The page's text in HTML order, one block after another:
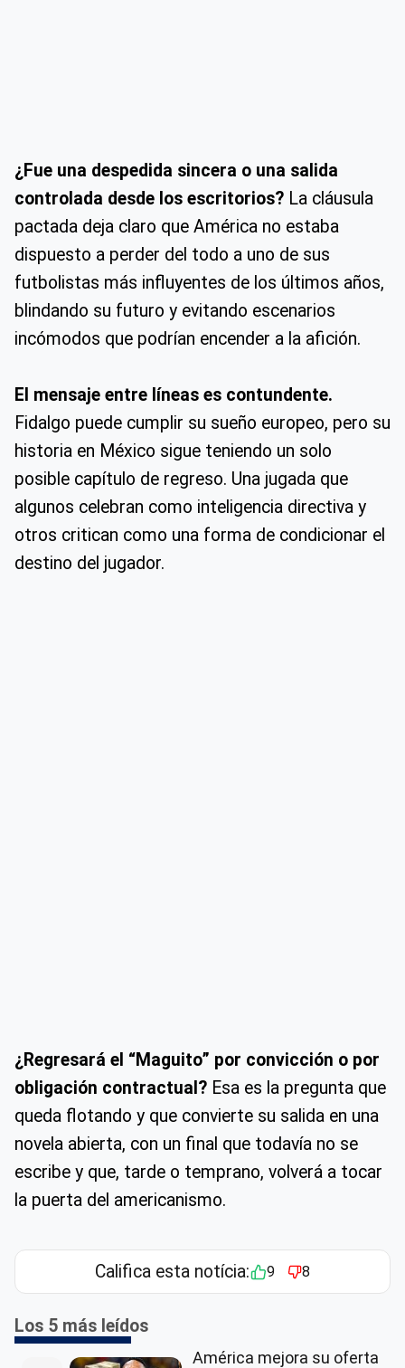
¿Fue una despedida sincera o una salida
controlada desde los escritorios? La cláusula
pactada deja claro que América no estaba
dispuesto a perder del todo a uno de sus
futbolistas más influyentes de los últimos años,
blindando su futuro y evitando escenarios
incómodos que podrían encender a la afición.
El mensaje entre líneas es contundente.
Fidalgo puede cumplir su sueño europeo, pero su
historia en México sigue teniendo un solo
posible capítulo de regreso. Una jugada que
algunos celebran como inteligencia directiva y
otros critican como una forma de condicionar el
destino del jugador.
¿Regresará el “Maguito” por convicción o por
obligación contractual? Esa es la pregunta que
queda flotando y que convierte su salida en una
novela abierta, con un final que todavía no se
escribe y que, tarde o temprano, volverá a tocar
la puerta del americanismo.
Califica esta notícia: 9 8
Los 5 más leídos
América mejora su oferta